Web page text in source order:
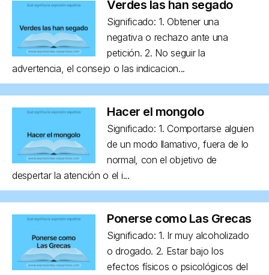
Verdes las han segado
Significado: 1. Obtener una
negativa o rechazo ante una
petición. 2. No seguir la
advertencia, el consejo o las indicacion...
Hacer el mongolo
Significado: 1. Comportarse alguien
de un modo llamativo, fuera de lo
normal, con el objetivo de
despertar la atención o el i...
Ponerse como Las Grecas
Significado: 1. Ir muy alcoholizado
o drogado. 2. Estar bajo los
efectos físicos o psicológicos del